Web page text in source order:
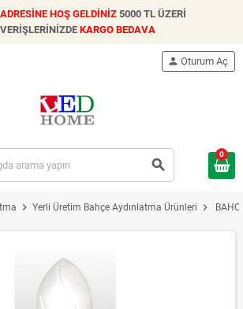
HOŞ GELDİNİZ 5000 TL ÜZERİ
KARGO BEDAVA
search
person Oturum Aç
0
chevron_right Yerli Üretim Bahçe Aydınlatma Ürünleri chevron_right